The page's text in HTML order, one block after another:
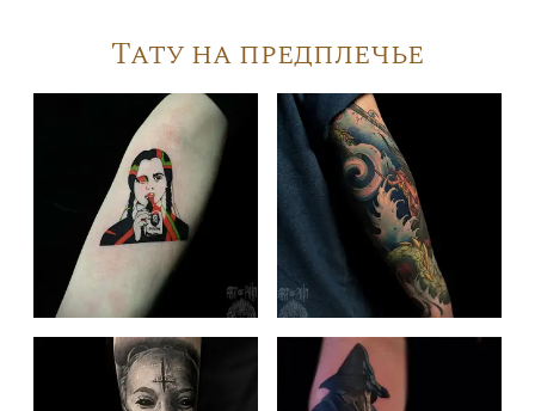
Тату на предплечье